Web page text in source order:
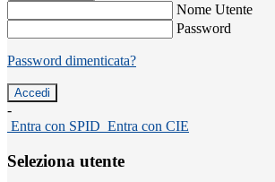
Nome Utente
Password
Password dimenticata?
-
Entra con SPID Entra con CIE
Seleziona utente